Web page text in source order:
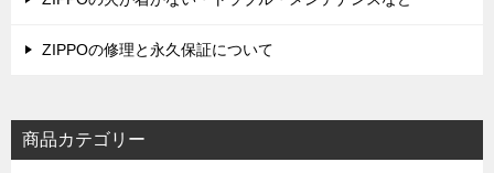
ZIPPOの修理と永久保証について
商品カテゴリー